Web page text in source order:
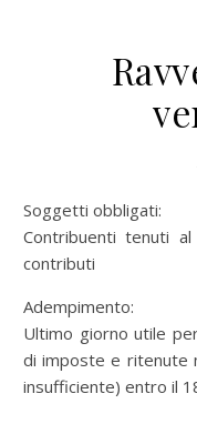
Soggetti obbligati:
Contribuenti tenuti
contributi
Adempimento:
Ultimo giorno utile
di imposte e ritenute
insufficiente) entro il